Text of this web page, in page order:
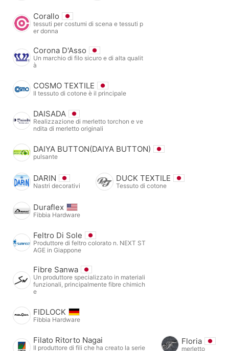
Corallo
tessuti per costumi di scena e tessuti p
er donna
Corona D'Asso
Un marchio di filo sicuro e di alta qualit
à
COSMO TEXTILE
Il tessuto di cotone è il principale
DAISADA
Realizzazione di merletto torchon e ve
ndita di merletto originali
DAIYA BUTTON(DAIYA BUTTON)
pulsante
DARIN
Nastri decorativi
DUCK TEXTILE
Tessuto di cotone
Duraflex
Fibbia Hardware
Feltro Di Sole
Produttore di feltro colorato n. NEXT ST
AGE in Giappone
Fibre Sanwa
Un produttore specializzato in materiali
funzionali, principalmente fibre chimich
e
FIDLOCK
Fibbia Hardware
Filato Ritorto Nagai
Il produttore di fili che ha creato la serie
Floria
merletto